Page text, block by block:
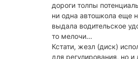
дороги толпы
ни одна автошкола еще
выдала водительское
то мелочи...
Кстати, жезл (диск)
для регулирования, но